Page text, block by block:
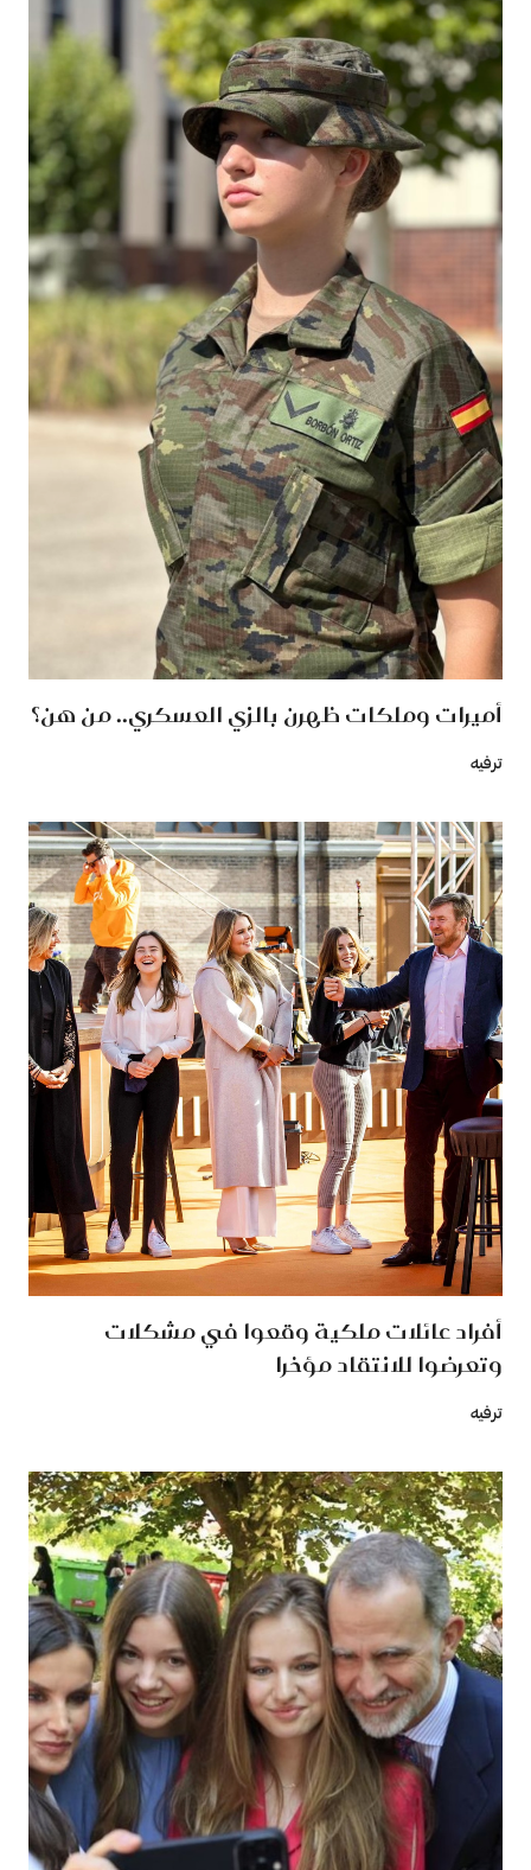
أميرات وملكات ظهرن بالزي العسكري.. من هن؟
ترفيه
أفراد عائلات ملكية وقعوا في مشكلات
وتعرضوا للانتقاد مؤخرا
ترفيه